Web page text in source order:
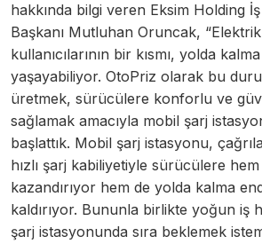
hakkında bilgi veren Eksim Holding
Başkanı Mutluhan Oruncak,
kullanıcılarının bir kısmı, yolda
yaşayabiliyor. OtoPriz olarak bu
üretmek, sürücülere konforlu ve
sağlamak amacıyla mobil şarj
başlattık. Mobil şarj istasyonu,
hızlı şarj kabiliyetiyle sürücülere
kazandırıyor hem de yolda kalma
kaldırıyor. Bununla birlikte yoğun iş
şarj istasyonunda sıra beklemek